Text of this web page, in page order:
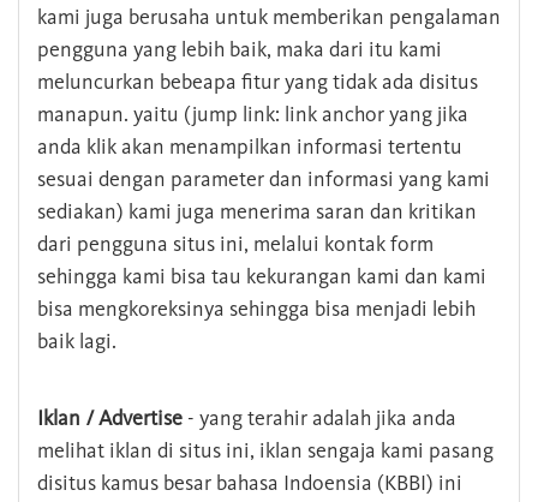
kami juga berusaha untuk memberikan pengalaman
pengguna yang lebih baik, maka dari itu kami
meluncurkan bebeapa fitur yang tidak ada disitus
manapun. yaitu (jump link: link anchor yang jika
anda klik akan menampilkan informasi tertentu
sesuai dengan parameter dan informasi yang kami
sediakan) kami juga menerima saran dan kritikan
dari pengguna situs ini, melalui kontak form
sehingga kami bisa tau kekurangan kami dan kami
bisa mengkoreksinya sehingga bisa menjadi lebih
baik lagi.
Iklan / Advertise - yang terahir adalah jika anda
melihat iklan di situs ini, iklan sengaja kami pasang
disitus kamus besar bahasa Indoensia (KBBI) ini